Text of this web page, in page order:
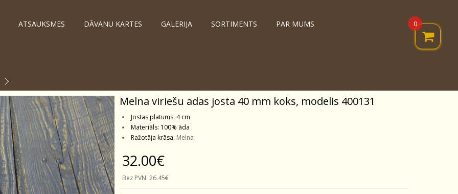
ATSAUKSMES DĀVANU KARTES GALERIJA SORTIMENTS PAR MUMS 0
Melna viriešu adas josta 40 mm koks, modelis 400131
Jostas platums: 4 cm
Materiāls: 100% āda
Ražotāja krāsa: Melna
32.00€
Bez PVN: 26.45€